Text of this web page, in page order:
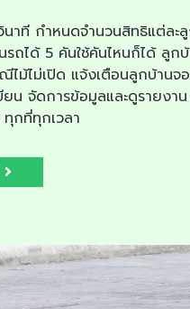
นาที กำหนดจำนวนสิทธิแต่ละ
รถได้ 5 คันใช้คันไหนก็ได้ ลูก
ไม้ไม่เปิด แจ้งเตือนลูกบ้านจ
ยน จัดการข้อมูลและดูรายงา
กที่ทุกเวลา